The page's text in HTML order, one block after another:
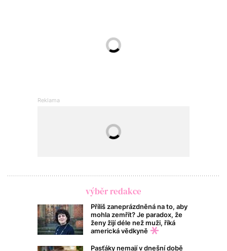
výběr redakce
Příliš zaneprázdněná na to, aby
mohla zemřít? Je paradox, že
ženy žijí déle než muži, říká
americká vědkyně
Pasťáky nemají v dnešní době